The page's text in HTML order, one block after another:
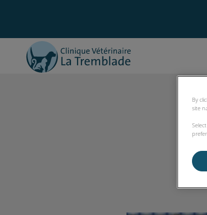
Page d'accueil de Clinique
By
site